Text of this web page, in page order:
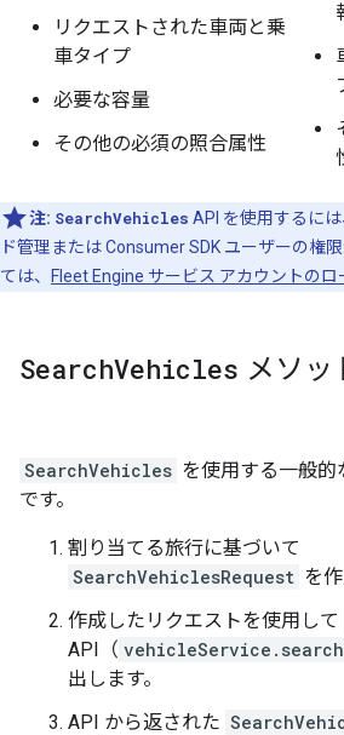
リクエストされた車両と乗
車タイプ
必要な容量
その他の必須の照合属性
注: SearchVehicles API を使用するに
ド管理または Consumer SDK ユーザーの権
ては、
Fleet Engine サービス アカウントのロ
SearchVehicles メソッ
SearchVehicles を使用する一般的
です。
割り当てる旅行に基づいて
SearchVehiclesRequest を作
作成したリクエストを使用して
API（
出します。
API から返された